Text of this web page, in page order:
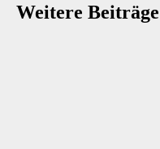
Weitere Beiträge